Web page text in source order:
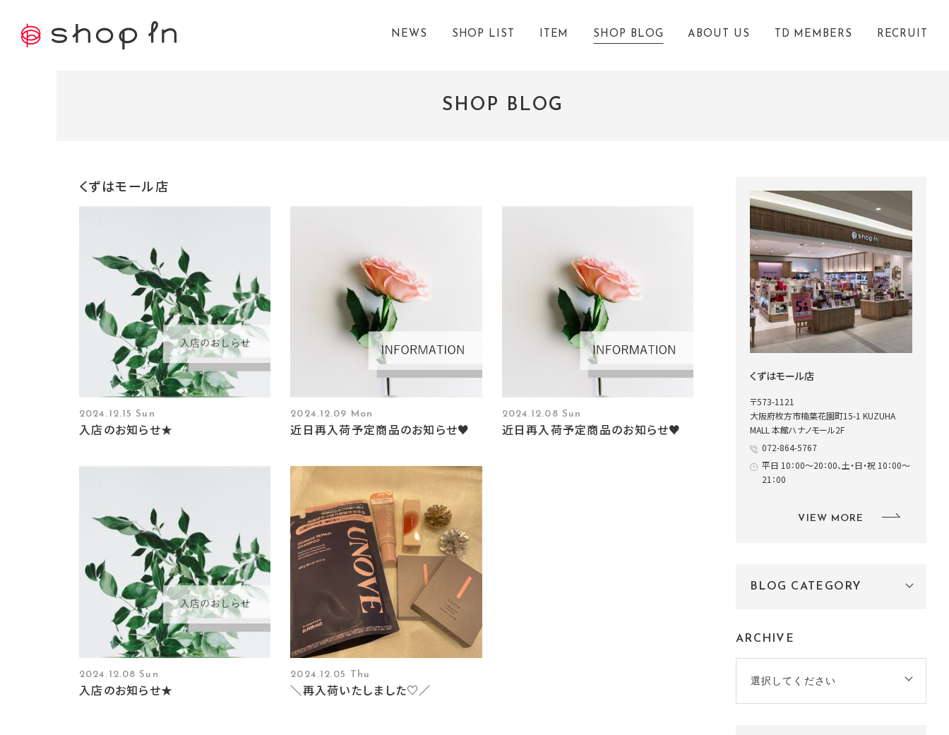
NEWS SHOP LIST ITEM SHOP BLOG ABOUT US TD MEMBERS RECRUIT
SHOP BLOG
くずはモール店
2024.12.15 Sun
入店のお知らせ★
2024.12.09 Mon
近日再入荷予定商品のお知らせ♥
2024.12.08 Sun
近日再入荷予定商品のお知らせ♥
2024.12.08 Sun
入店のお知らせ★
2024.12.05 Thu
＼再入荷いたしました♡／
くずはモール店
〒573-1121
大阪府枚方市楠葉花園町15-1 KUZUHA
MALL 本館ハナノモール2F
072-864-5767
平日 10：00～20：00、土・日・祝 10：00～
21：00
VIEW MORE
BLOG CATEGORY
ARCHIVE
選択してください